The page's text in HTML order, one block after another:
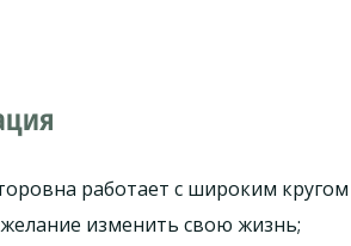
работает с широким
изменить свою жизнь;